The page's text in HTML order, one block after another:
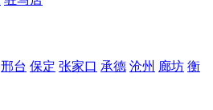
邢台 保定 张家口 承德 沧州 廊坊 衡